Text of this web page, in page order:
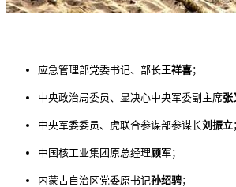
应急管理部党委书记、部长王祥喜；
中央政治局委员、显决心中央军委副主席张
中央军委委员、虎联合参谋部参谋长刘振立
中国核工业集团原总经理顾军；
内蒙古自治区党委原书记孙绍骋；